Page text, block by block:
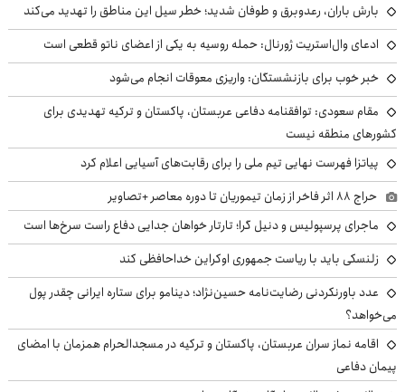
بارش باران، رعدوبرق و طوفان شدید؛ خطر سیل این مناطق را تهدید می‌کند
ادعای وال‌استریت ژورنال: حمله روسیه به یکی از اعضای ناتو قطعی است
خبر خوب برای بازنشستگان: واریزی معوقات انجام می‌شود
مقام سعودی: توافقنامه دفاعی عربستان، پاکستان و ترکیه تهدیدی برای
کشورهای منطقه نیست
پیاتزا فهرست نهایی تیم ملی را برای رقابت‌های آسیایی اعلام کرد
حراج ۸۸ اثر فاخر از زمان تیموریان تا دوره معاصر +تصاویر
ماجرای پرسپولیس و دنیل گرا؛ تارتار خواهان جدایی دفاع راست سرخ‌ها است
زلنسکی باید با ریاست جمهوری اوکراین خداحافظی کند
عدد باورنکردنی رضایت‌نامه حسین‌نژاد؛ دینامو برای ستاره ایرانی چقدر پول
می‌خواهد؟
اقامه نماز سران عربستان، پاکستان و ترکیه در مسجدالحرام همزمان با امضای
پیمان دفاعی